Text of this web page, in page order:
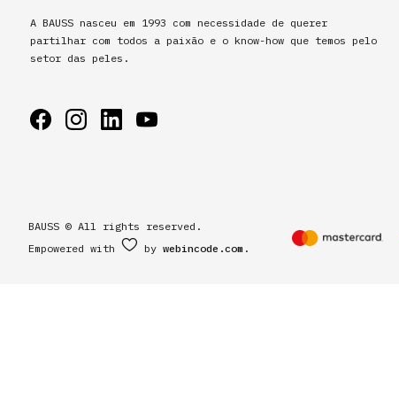
A BAUSS nasceu em 1993 com necessidade de querer
partilhar com todos a paixão e o know-how que temos pelo
setor das peles.
BAUSS © All rights reserved.
Empowered with
by webincode.com .